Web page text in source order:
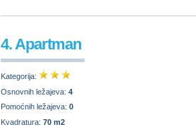
4. Apartman
Kategorija:
Osnovnih ležajeva: 4
Pomoćnih ležajeva: 0
Kvadratura: 70 m2